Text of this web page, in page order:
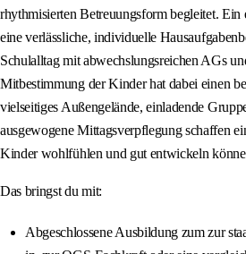
rhythmisierten Betreuungsform begleitet. Ein
eine verlässliche, individuelle
Schulalltag mit abwechslungsreichen AGs
Mitbestimmung der Kinder hat dabei einen
vielseitiges Außengelände, einladende
ausgewogene Mittagsverpflegung schaffen
Kinder wohlfühlen und gut entwickeln
Das bringst du mit:
Abgeschlossene Ausbildung zum zur